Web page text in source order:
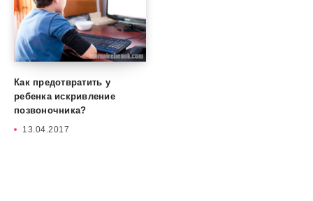
Как предотвратить у
ребенка искривление
позвоночника?
13.04.2017